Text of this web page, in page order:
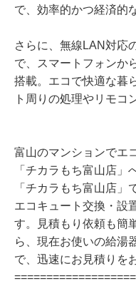
で、効率的かつ経済的
さらに、無線LAN対応
で、スマートフォンか
搭載。エコで快適な暮
ト周りの処理やリモコ
富山のマンションでエ
「チカラもち富山店
「チカラもち富山店
エコキュート交換・設
す。見積もり依頼も簡
ら、現在お使いの給湯
で、迅速にお見積りを